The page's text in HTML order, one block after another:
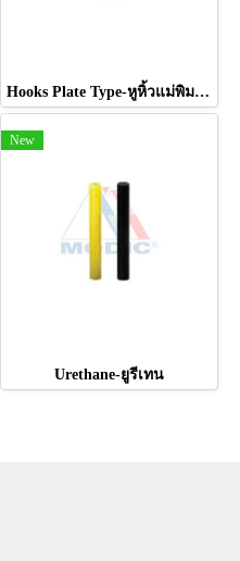
Hooks Plate Type-หูหิ้วแม่พิมพ์แบบแผ่น
New
Urethane-ยูรีเทน